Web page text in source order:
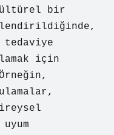
bir
tedaviye
için